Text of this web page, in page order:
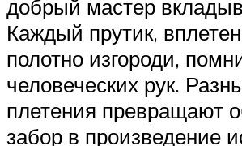
добрый мастер
Каждый прутик,
полотно изгороди,
человеческих рук.
плетения превращают
забор в произведение